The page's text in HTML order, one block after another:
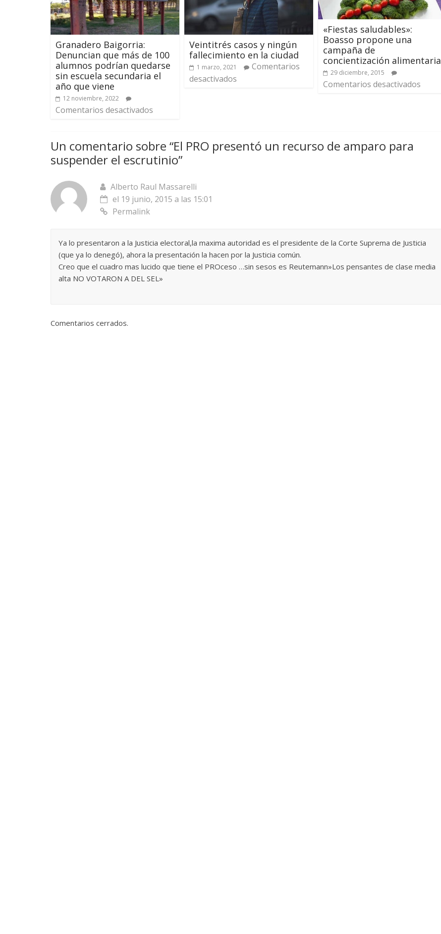
Granadero Baigorria:
Denuncian que más de 100
alumnos podrían quedarse
sin escuela secundaria el
año que viene
12 noviembre, 2022
Comentarios desactivados
Veintitrés casos y ningún
fallecimiento en la ciudad
1 marzo, 2021
Comentarios
desactivados
«Fiestas saludables»:
Boasso propone una
campaña de
concientización alimentaria
29 diciembre, 2015
Comentarios desactivados
Un comentario sobre “El PRO presentó un recurso de amparo para
suspender el escrutinio”
Alberto Raul Massarelli
el 19 junio, 2015 a las 15:01
Permalink
Ya lo presentaron a la Justicia electoral,la maxima autoridad es el presidente de la Corte Suprema de Justicia
(que ya lo denegó), ahora la presentación la hacen por la Justicia común.
Creo que el cuadro mas lucido que tiene el PROceso …sin sesos es Reutemann»Los pensantes de clase media
alta NO VOTARON A DEL SEL»
Comentarios cerrados.